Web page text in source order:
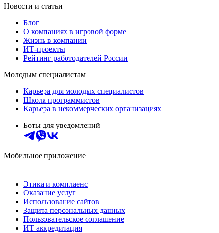
Новости и статьи
Блог
О компаниях в игровой форме
Жизнь в компании
ИТ-проекты
Рейтинг работодателей России
Молодым специалистам
Карьера для молодых специалистов
Школа программистов
Карьера в некоммерческих организациях
Боты для уведомлений
Мобильное приложение
Этика и комплаенс
Оказание услуг
Использование сайтов
Защита персональных данных
Пользовательское соглашение
ИТ аккредитация